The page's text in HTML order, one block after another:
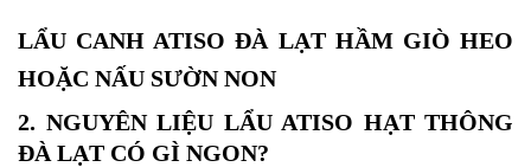
LẨU CANH ATISO ĐÀ LẠT HẦM GIÒ HEO
HOẶC NẤU SƯỜN NON
2. NGUYÊN LIỆU LẨU ATISO HẠT THÔNG
ĐÀ LẠT CÓ GÌ NGON?